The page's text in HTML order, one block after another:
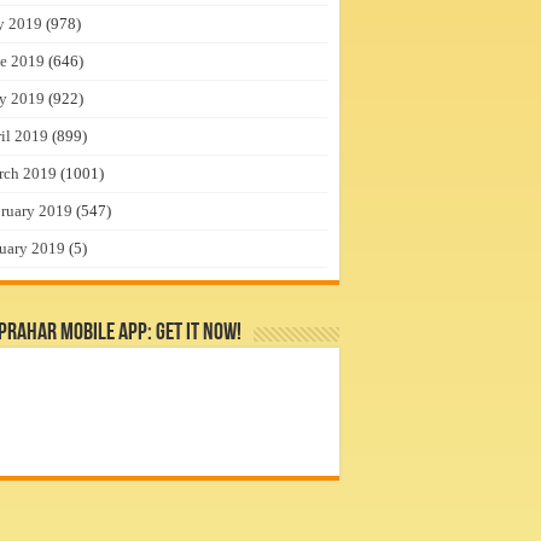
2019 (978)
2019 (646)
2019 (922)
2019 (899)
2019 (1001)
2019 (547)
2019 (5)
Mobile App: Get it Now!